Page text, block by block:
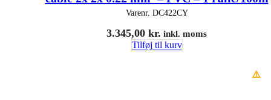
Varenr. DC422CY
3.345,00 kr. inkl. moms
Tilføj til kurv
⚠️